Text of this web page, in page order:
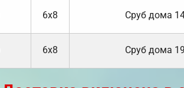
6х8 Cруб дома
6х8 Cруб дома